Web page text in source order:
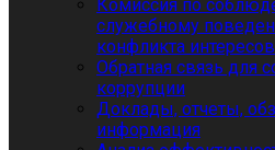
Комиссия по
служебному
конфликта интересов
Обратная связь для
коррупции
Доклады, отчеты,
информация